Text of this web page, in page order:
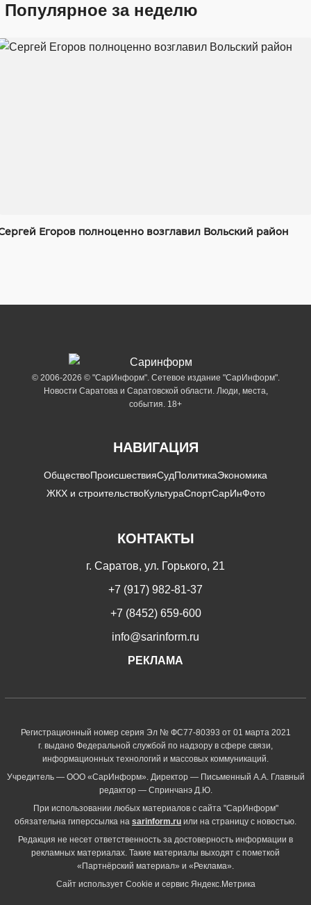
Популярное за неделю
Егоров полноценно возглавил Вольский район
© 2006-2026 © "СарИнформ". Сетевое издание "СарИнформ".
Новости Саратова и Саратовской области. Люди, места,
события. 18+
НАВИГАЦИЯ
ОбществоПроисшествияСудПолитикаЭкономика
ЖКХ и строительствоКультураСпортСарИнФото
КОНТАКТЫ
г. Саратов, ул. Горького, 21
+7 (917) 982-81-37
+7 (8452) 659-600
info@sarinform.ru
РЕКЛАМА
Регистрационный номер серия Эл № ФС77-80393 от 01 марта 2021
г. выдано Федеральной службой по надзору в сфере связи,
информационных технологий и массовых коммуникаций.
Учредитель — ООО «СарИнформ». Директор — Письменный А.А. Главный
редактор — Спринчанэ Д.Ю.
При использовании любых материалов с сайта "СарИнформ"
обязательна гиперссылка на sarinform.ru или на страницу с новостью.
Редакция не несет ответственность за достоверность информации в
рекламных материалах. Такие материалы выходят с пометкой
«Партнёрский материал» и «Реклама».
Сайт использует Cookie и сервиc Яндекс.Метрика